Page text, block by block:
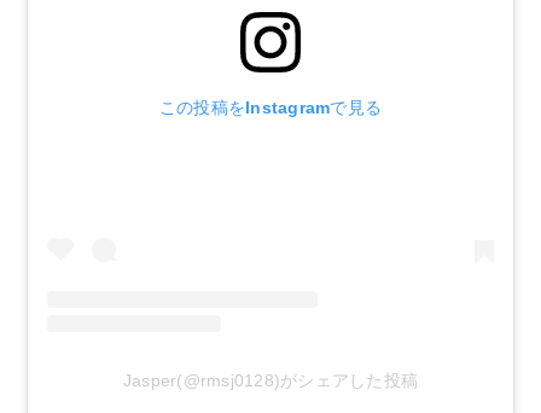
この投稿をInstagramで見る
Jasper(@rmsj0128)がシェアした投稿